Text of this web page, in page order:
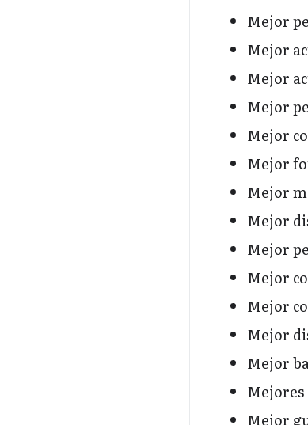
Mejor
Mejor
Mejor
Mejor
Mejor
Mejor
Mejor
Mejor
Mejor
Mejor
Mejor
Mejor
Mejor
Mejores
Mejor